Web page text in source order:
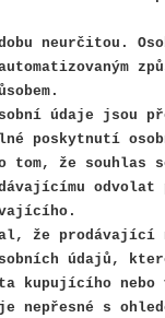
neurčitou.
údaje jsou
poskytnutí
že souhlas
odvolat
že prodávající
údajů,
kupujícího
nepřesné s